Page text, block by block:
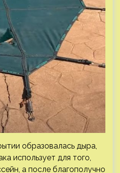
образовалась дыра,
использует для того,
а после благополучно